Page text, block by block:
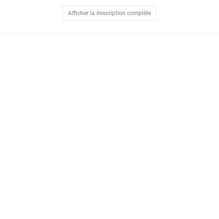
numérique 3D de ce chasseur Star Wars pendant la
Afficher la description complète